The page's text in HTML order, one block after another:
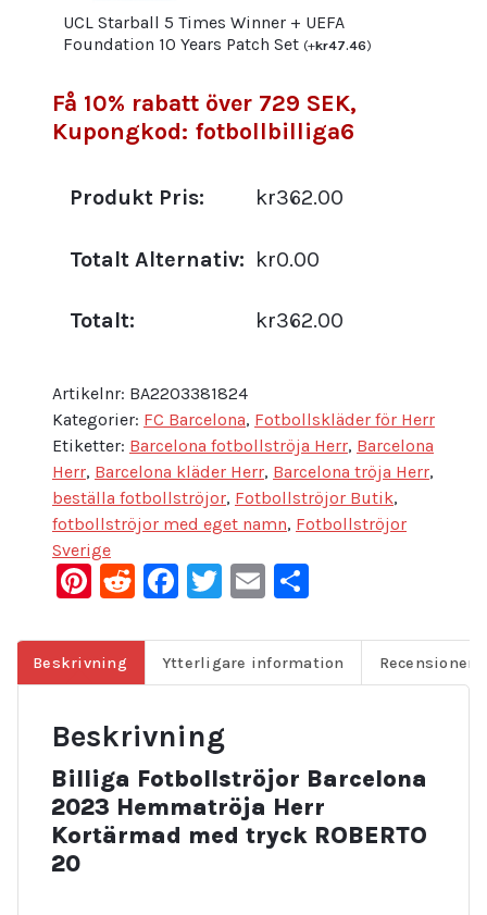
UCL Starball 5 Times Winner + UEFA
Foundation 10 Years Patch Set (+kr47.46)
Få 10% rabatt över 729 SEK,
Kupongkod: fotbollbilliga6
Produkt Pris: kr362.00
Totalt Alternativ: kr0.00
Totalt: kr362.00
Artikelnr: BA2203381824
Kategorier: FC Barcelona, Fotbollskläder för Herr
Etiketter: Barcelona fotbollströja Herr, Barcelona
Herr, Barcelona kläder Herr, Barcelona tröja Herr,
beställa fotbollströjor, Fotbollströjor Butik,
fotbollströjor med eget namn, Fotbollströjor
Sverige
Pinterest
Reddit
Facebook
Twitter
Email
Beskrivning Ytterligare information Recensioner
Beskrivning
Billiga Fotbollströjor Barcelona
2023 Hemmatröja Herr
Kortärmad med tryck ROBERTO
20